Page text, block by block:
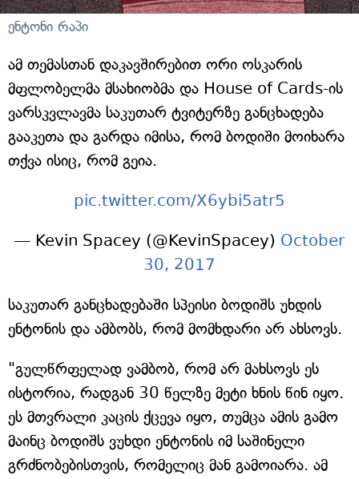
ენტონი რაპი
ამ თემასთან დაკავშირებით ორი ოსკარის
მფლობელმა მსახიობმა და House of Cards-ის
ვარსკვლავმა საკუთარ ტვიტერზე განცხადება
გააკეთა და გარდა იმისა, რომ ბოდიში მოიხარა
თქვა ისიც, რომ გეია.
pic.twitter.com/X6ybi5atr5
— Kevin Spacey (@KevinSpacey) October
30, 2017
საკუთარ განცხადებაში სპეისი ბოდიშს უხდის
ენტონის და ამბობს, რომ მომხდარი არ ახსოვს.
"გულწრფელად ვამბობ, რომ არ მახსოვს ეს
ისტორია, რადგან 30 წელზე მეტი ხნის წინ იყო.
ეს მთვრალი კაცის ქცევა იყო, თუმცა ამის გამო
მაინც ბოდიშს ვუხდი ენტონის იმ საშინელი
გრძნობებისთვის, რომელიც მან გამოიარა. ამ